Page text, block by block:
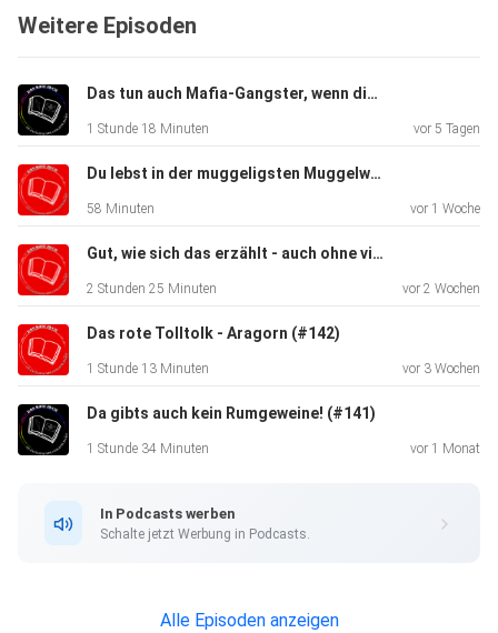
Danke an alle, die dabei waren und es wieder einmal zu
besonderen Moment für uns gemacht haben!
_____
Wir wollen in Zukunft auch bei CampfireFM zu hören sein.
Dafür
Weitere Episoden
Das tun auch Mafia-Gangster, wenn die Dir die Füße zubetonieren (#145)
1 Stunde 18 Minuten vor 5 Tagen
Du lebst in der muggeligsten Muggelwelt, in der muggeligsten Muggelstraße, die es gibt (#144)
58 Minuten vor 1 Woche
Gut, wie sich das erzählt - auch ohne viele Worte (#143)
2 Stunden 25 Minuten vor 2 Wochen
Das rote Tolltolk - Aragorn (#142)
1 Stunde 13 Minuten vor 3 Wochen
Da gibts auch kein Rumgeweine! (#141)
1 Stunde 34 Minuten vor 1 Monat
In Podcasts werben
Schalte jetzt Werbung in Podcasts.
Alle Episoden anzeigen